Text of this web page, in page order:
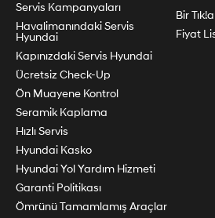
Servis Kampanyaları
Havalimanındaki Servis
Hyundai
Kapınızdaki Servis Hyundai
Ücretsiz Check-Up
Ön Muayene Kontrol
Seramik Kaplama
Hızlı Servis
Hyundai Kasko
Hyundai Yol Yardım Hizmeti
Garanti Politikası
Ömrünü Tamamlamış Araçlar
Bir
Fiyat